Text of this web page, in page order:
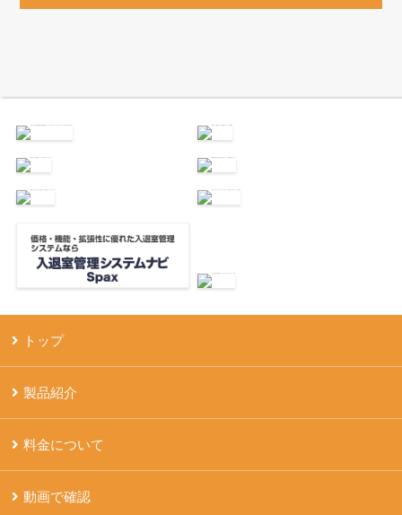
トップ
製品紹介
料金について
動画で確認